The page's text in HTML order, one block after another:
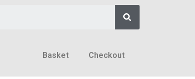
Basket Checkout